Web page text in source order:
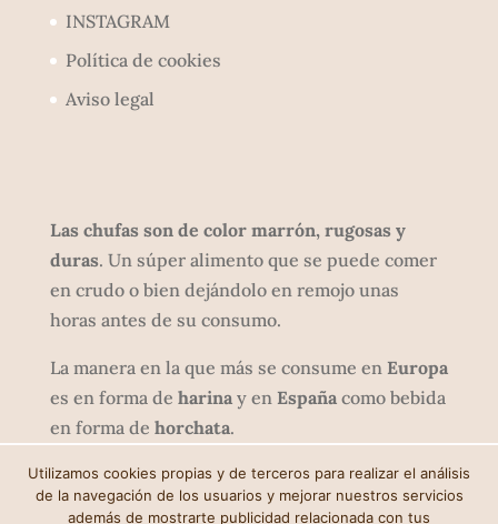
INSTAGRAM
Política de cookies
Aviso legal
Las chufas son de color marrón, rugosas y
duras. Un súper alimento que se puede comer
en crudo o bien dejándolo en remojo unas
horas antes de su consumo.
La manera en la que más se consume en Europa
es en forma de harinay en Españacomo bebida
en forma de horchata.
Utilizamos cookies propias y de terceros para realizar el análisis
de la navegación de los usuarios y mejorar nuestros servicios
además de mostrarte publicidad relacionada con tus